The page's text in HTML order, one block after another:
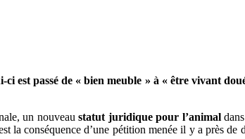
est passé de « bien meuble » à « être vivant
un nouveaustatut juridique pour l’animal
la conséquence d’une pétition menée il y a près